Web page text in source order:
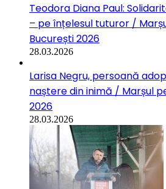
Teodora Diana Paul:
– pe înțelesul tuturor /
București 2026
28.03.2026
Larisa Negru, persoană
naștere din inimă / Marșul
2026
28.03.2026